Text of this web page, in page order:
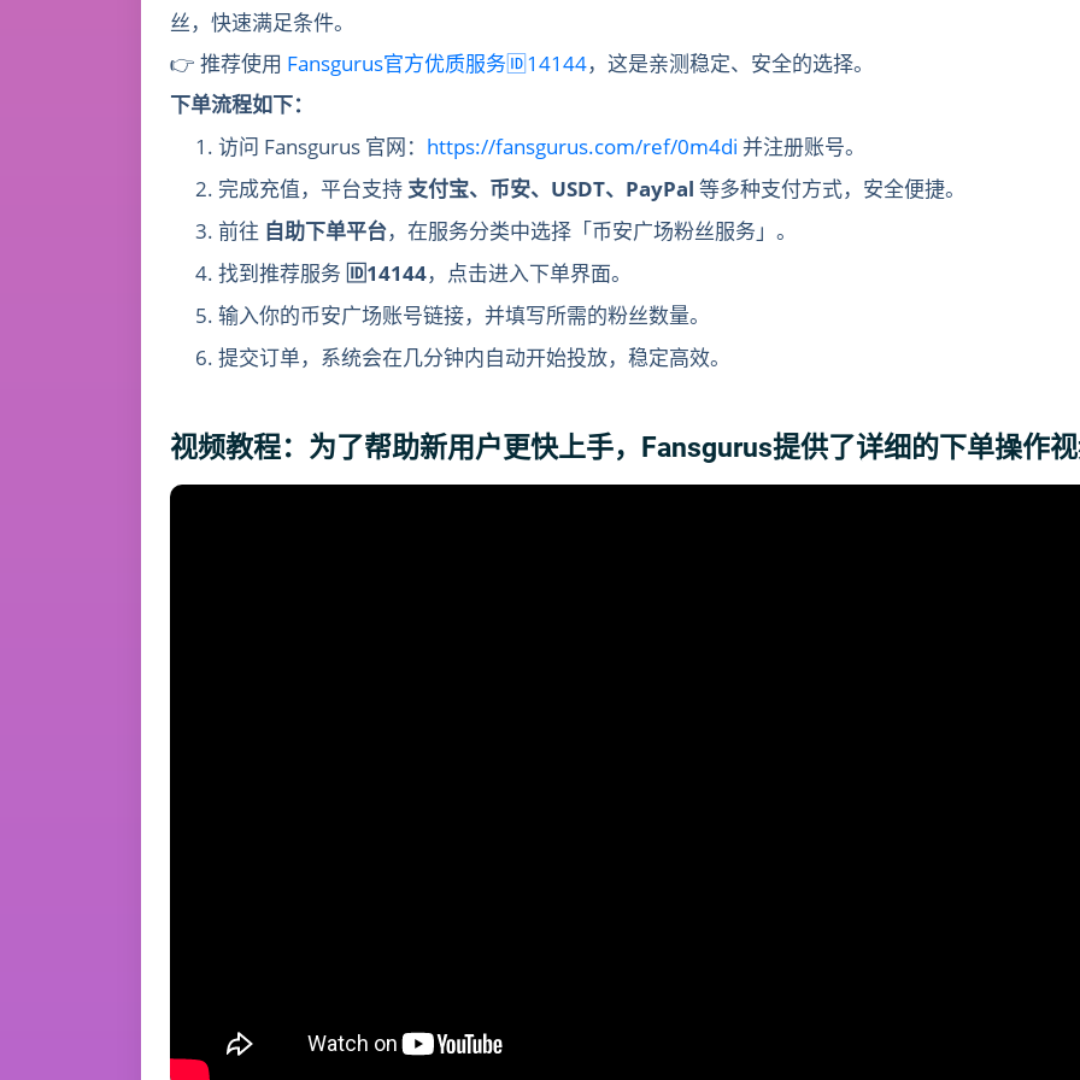
丝，快速满足条件。
👉 推荐使用 Fansgurus官方优质服务🆔14144，这是亲测稳定、安全的选择。
下单流程如下：
访问 Fansgurus 官网： https://fansgurus.com/ref/0m4di 并注册账号。
完成充值，平台支持支付宝、币安、USDT、PayPal 等多种支付方式，安全便捷。
前往 自助下单平台，在服务分类中选择「币安广场粉丝服务」。
找到推荐服务 🆔14144，点击进入下单界面。
输入你的币安广场账号链接，并填写所需的粉丝数量。
提交订单，系统会在几分钟内自动开始投放，稳定高效。
视频教程： 为了帮助新用户更快上手，Fansgurus提供了详细的下单操作